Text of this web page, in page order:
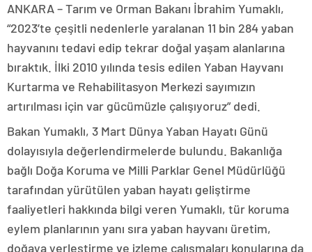
ANKARA – Tarım ve Orman Bakanı İbrahim Yumaklı,
“2023’te çeşitli nedenlerle yaralanan 11 bin 284 yaban
hayvanını tedavi edip tekrar doğal yaşam alanlarına
bıraktık. İlki 2010 yılında tesis edilen Yaban Hayvanı
Kurtarma ve Rehabilitasyon Merkezi sayımızın
artırılması için var gücümüzle çalışıyoruz” dedi.
Bakan Yumaklı, 3 Mart Dünya Yaban Hayatı Günü
dolayısıyla değerlendirmelerde bulundu. Bakanlığa
bağlı Doğa Koruma ve Milli Parklar Genel Müdürlüğü
tarafından yürütülen yaban hayatı geliştirme
faaliyetleri hakkında bilgi veren Yumaklı, tür koruma
eylem planlarının yanı sıra yaban hayvanı üretim,
doğaya yerleştirme ve izleme çalışmaları konularına da